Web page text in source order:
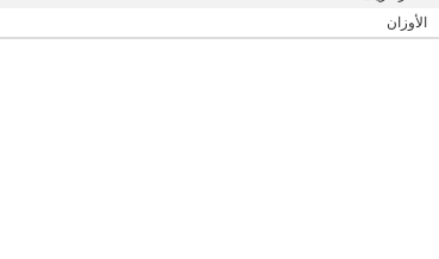
الأوزان